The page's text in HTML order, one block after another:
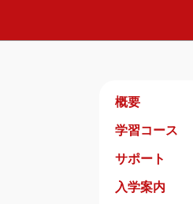
概要
学習コース
サポート
入学案内